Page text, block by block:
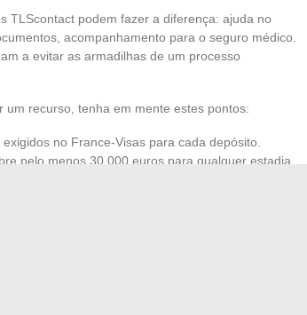
TLScontact podem fazer a diferença: ajuda no
acompanhamento para o seguro médico.
a evitar as armadilhas de um processo
recurso, tenha em mente estes pontos:
no France-Visas para cada depósito.
pelo menos 30.000 euros para qualquer estadia